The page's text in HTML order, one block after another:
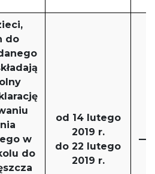
do
w
do
od 14 lutego
2019 r.
do 22 lutego
2019 r.